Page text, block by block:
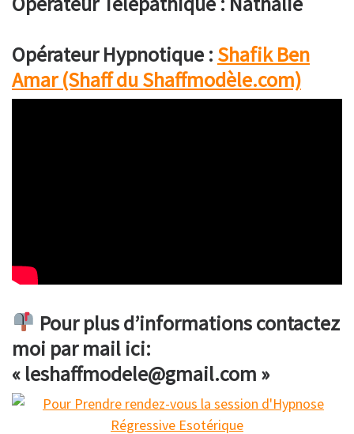
Opérateur Hypnotique : Shafik Ben
Amar (Shaff du Shaffmodèle.com)
Pour plus d’informations contactez
moi par mail ici:
« leshaffmodele@gmail.com »